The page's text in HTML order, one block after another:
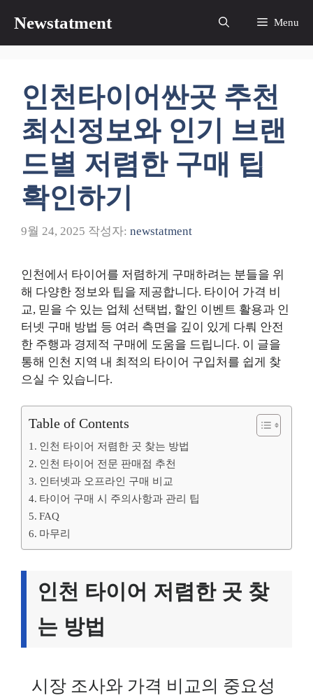
츠
Newstatment Menu
인천타이어싼곳 추천
최신정보와 인기 브랜
드별 저렴한 구매 팁
확인하기
9월 24, 2025 작성자: newstatment
인천에서 타이어를 저렴하게 구매하려는 분들을 위
해 다양한 정보와 팁을 제공합니다. 타이어 가격 비
교, 믿을 수 있는 업체 선택법, 할인 이벤트 활용과 인
터넷 구매 방법 등 여러 측면을 깊이 있게 다뤄 안전
한 주행과 경제적 구매에 도움을 드립니다. 이 글을
통해 인천 지역 내 최적의 타이어 구입처를 쉽게 찾
으실 수 있습니다.
Table of Contents
인천 타이어 저렴한 곳 찾는 방법
인천 타이어 전문 판매점 추천
인터넷과 오프라인 구매 비교
타이어 구매 시 주의사항과 관리 팁
FAQ
마무리
인천 타이어 저렴한 곳 찾
는 방법
시장 조사와 가격 비교의 중요성